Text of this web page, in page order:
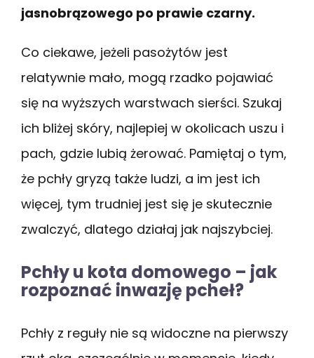
jasnobrązowego po prawie czarny.
Co ciekawe, jeżeli pasożytów jest
relatywnie mało, mogą rzadko pojawiać
się na wyższych warstwach sierści. Szukaj
ich bliżej skóry, najlepiej w okolicach uszu i
pach, gdzie lubią żerować. Pamiętaj o tym,
że pchły gryzą także ludzi, a im jest ich
więcej, tym trudniej jest się je skutecznie
zwalczyć, dlatego działaj jak najszybciej.
Pchły u kota domowego – jak
rozpoznać inwazję pcheł?
Pchły z reguły nie są widoczne na pierwszy